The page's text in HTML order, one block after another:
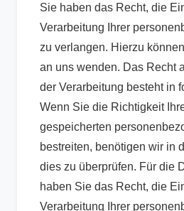
Sie haben das Recht, die
Verarbeitung Ihrer
zu verlangen. Hierzu
an uns wenden. Das Recht
der Verarbeitung besteht in
Wenn Sie die Richtigkeit
gespeicherten
bestreiten, benötigen wir in
dies zu überprüfen. Für die
haben Sie das Recht, die
Verarbeitung Ihrer